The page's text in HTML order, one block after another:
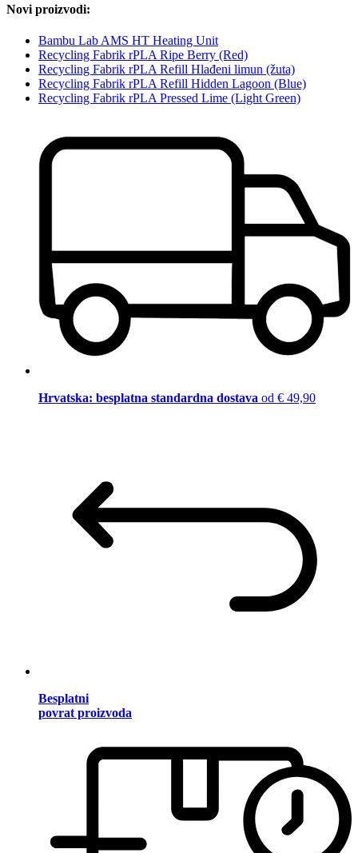
Novi proizvodi:
Bambu Lab AMS HT Heating Unit
Recycling Fabrik rPLA Ripe Berry (Red)
Recycling Fabrik rPLA Refill Hlađeni limun (žuta)
Recycling Fabrik rPLA Refill Hidden Lagoon (Blue)
Recycling Fabrik rPLA Pressed Lime (Light Green)
Hrvatska: besplatna standardna dostava od € 49,90
Besplatni
povrat proizvoda